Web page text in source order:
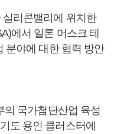
실리콘밸리에 위치한
에서 일론 머스크 테
분야에 대한 협력 방안
의 국가첨단산업 육성
도 용인 클러스터에